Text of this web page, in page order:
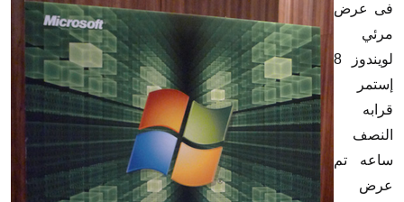
فى عرض
مرئي
لويندوز 8
إستمر
قرابه
النصف
ساعه تم
عرض